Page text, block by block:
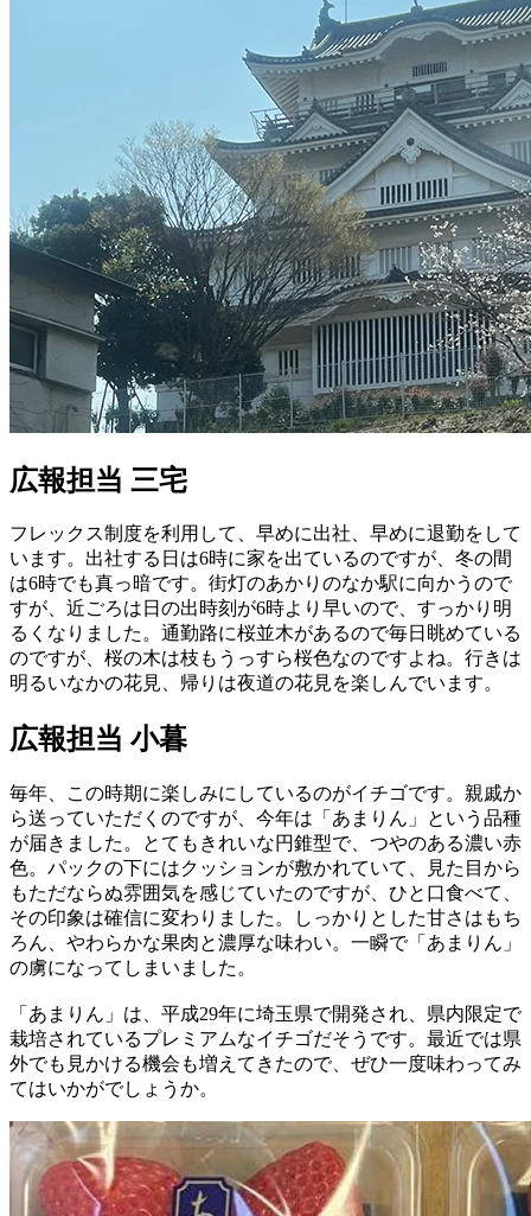
広報担当 三宅
フレックス制度を利用して、早めに出社、早めに退勤をして
います。出社する日は6時に家を出ているのですが、冬の間
は6時でも真っ暗です。街灯のあかりのなか駅に向かうので
すが、近ごろは日の出時刻が6時より早いので、すっかり明
るくなりました。通勤路に桜並木があるので毎日眺めている
のですが、桜の木は枝もうっすら桜色なのですよね。行きは
明るいなかの花見、帰りは夜道の花見を楽しんでいます。
広報担当 小暮
毎年、この時期に楽しみにしているのがイチゴです。親戚か
ら送っていただくのですが、今年は「あまりん」という品種
が届きました。とてもきれいな円錐型で、つやのある濃い赤
色。パックの下にはクッションが敷かれていて、見た目から
もただならぬ雰囲気を感じていたのですが、ひと口食べて、
その印象は確信に変わりました。しっかりとした甘さはもち
ろん、やわらかな果肉と濃厚な味わい。一瞬で「あまりん」
の虜になってしまいました。
「あまりん」は、平成29年に埼玉県で開発され、県内限定で
栽培されているプレミアムなイチゴだそうです。最近では県
外でも見かける機会も増えてきたので、ぜひ一度味わってみ
てはいかがでしょうか。